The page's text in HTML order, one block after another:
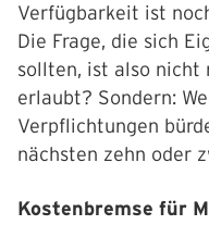
Verfügbarkeit ist
Die Frage, die sich
sollten, ist also nicht
erlaubt? Sondern:
Verpflichtungen
nächsten zehn oder
Kostenbremse für